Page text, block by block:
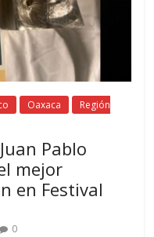
Oaxaca
Región
Pablo
mejor
en Festival
0